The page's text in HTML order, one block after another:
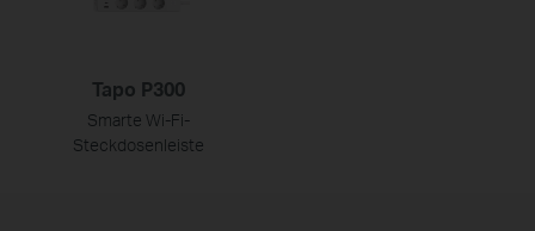
Tapo P300
Smarte Wi-Fi-
Steckdosenleiste